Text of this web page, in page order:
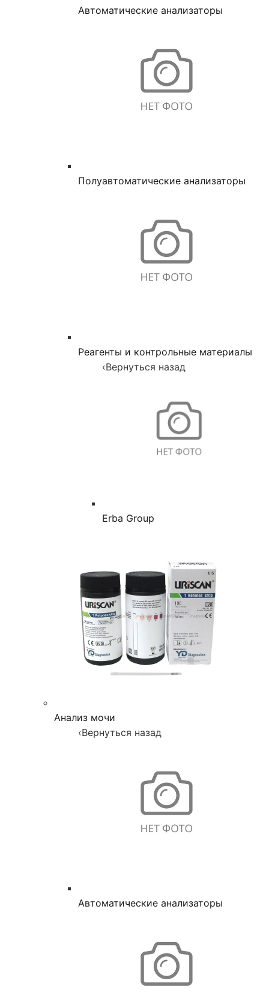
Автоматические анализаторы
Полуавтоматические анализаторы
Реагенты и контрольные материалы
‹Вернуться назад
Erba Group
Анализ мочи
‹Вернуться назад
Автоматические анализаторы